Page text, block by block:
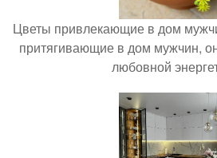
Цветы привлекающие в дом
притягивающие в дом мужчин,
любовной